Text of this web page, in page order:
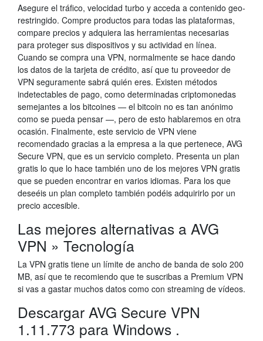
Asegure el tráfico, velocidad turbo y acceda a contenido geo-
restringido. Compre productos para todas las plataformas,
compare precios y adquiera las herramientas necesarias
para proteger sus dispositivos y su actividad en línea.
Cuando se compra una VPN, normalmente se hace dando
los datos de la tarjeta de crédito, así que tu proveedor de
VPN seguramente sabrá quién eres. Existen métodos
indetectables de pago, como determinadas criptomonedas
semejantes a los bitcoines — el bitcoin no es tan anónimo
como se pueda pensar —, pero de esto hablaremos en otra
ocasión. Finalmente, este servicio de VPN viene
recomendado gracias a la empresa a la que pertenece, AVG
Secure VPN, que es un servicio completo. Presenta un plan
gratis lo que lo hace también uno de los mejores VPN gratis
que se pueden encontrar en varios idiomas. Para los que
deseéis un plan completo también podéis adquirirlo por un
precio accesible.
Las mejores alternativas a AVG
VPN » Tecnología
La VPN gratis tiene un límite de ancho de banda de solo 200
MB, así que te recomiendo que te suscribas a Premium VPN
si vas a gastar muchos datos como con streaming de vídeos.
Descargar AVG Secure VPN
1.11.773 para Windows .